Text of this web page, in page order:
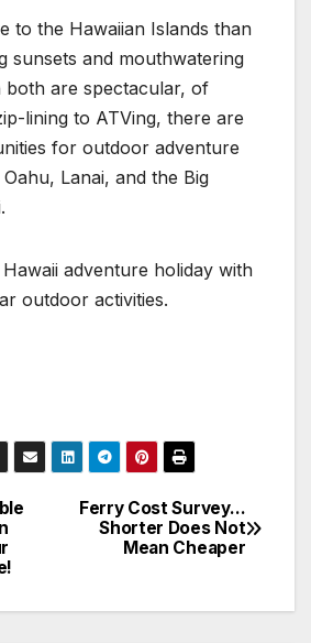
to the Hawaiian Islands than
sunsets and mouthwatering
both are spectacular, of
lining to ATVing, there are
for outdoor adventure
Lanai, and the Big
Hawaii adventure holiday with
outdoor activities.
Ferry Cost Survey…
Shorter Does Not
Mean Cheaper